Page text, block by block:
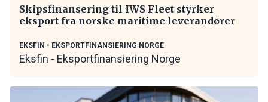
Skipsfinansering til IWS Fleet styrker
eksport fra norske maritime leverandører
EKSFIN - EKSPORTFINANSIERING NORGE
Eksfin - Eksportfinansiering Norge